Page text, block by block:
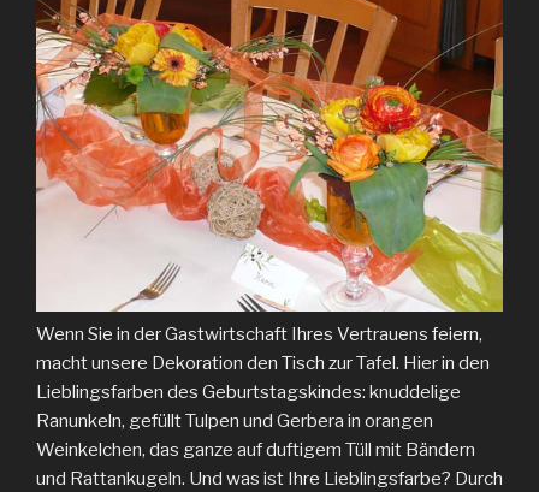
Wenn Sie in der Gastwirtschaft Ihres Vertrauens feiern,
macht unsere Dekoration den Tisch zur Tafel. Hier in den
Lieblingsfarben des Geburtstagskindes: knuddelige
Ranunkeln, gefüllt Tulpen und Gerbera in orangen
Weinkelchen, das ganze auf duftigem Tüll mit Bändern
und Rattankugeln. Und was ist Ihre Lieblingsfarbe? Durch